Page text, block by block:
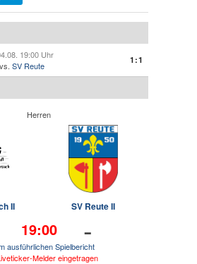
19:00 Uhr
vs. SV Reute
1:1
Herren
II SV Reute II
19:00 -
ausführlichen Spielbericht
Melder eingetragen